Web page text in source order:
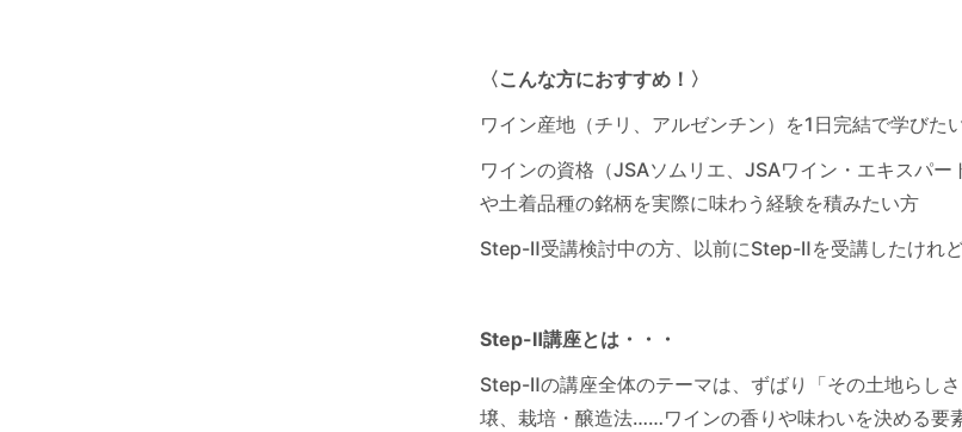
〈こんな方におすすめ！〉
ワイン産地（チリ、アルゼンチン）を1日完結で学びた
ワインの資格（JSAソムリエ、JSAワイン・エキスパ
や土着品種の銘柄を実際に味わう経験を積みたい方
Step-Ⅱ受講検討中の方、以前にStep-Ⅱを受講したけれ
Step-Ⅱ講座とは・・・
Step-Ⅱの講座全体のテーマは、ずばり「その土地らし
壌、栽培・醸造法……ワインの香りや味わいを決める要